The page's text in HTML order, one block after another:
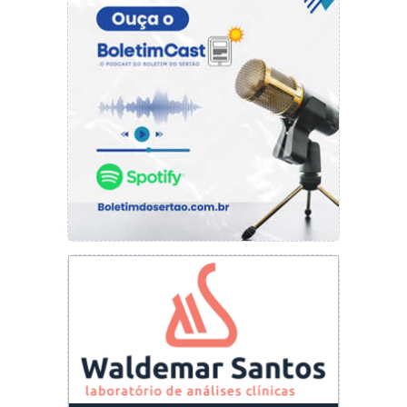
que segundo o gestor, é uma medida protetiva
para os animais que sofrem maus tratos nas
“Todos os dias escutamos relatos de maus
tratos e queremos unir o útil ao agradável. Foi
discutido o Projeto de Lei que será enviado
para a Câmara e vai regulamentar essas ações
que nós vamos tomar. Discutimos também com
duas ONGs da causa animal que ficou definido
um local que será escolhido em comum acordo
com as ONGs para prepararmos essa estrutura,
para ser retirado esses animais das ruas e que a
gente possa mantê-los de forma estruturada e
humana. Também vamos entrar em contato e